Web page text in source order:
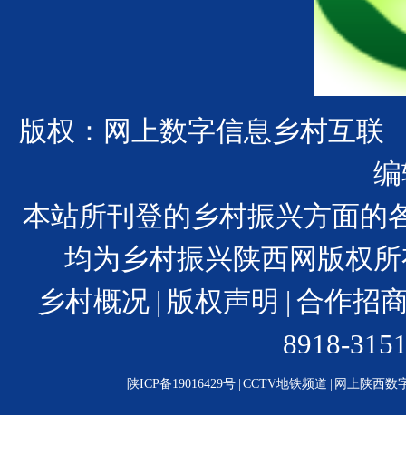
版权：网上数字信息乡村互
本站所刊登的乡村振兴方面的
均为乡村振兴陕西网版权
乡村概况
版权声明 |合作招
8918-
陕ICP备19016429号 |CCTV地铁频道 网上陕西数